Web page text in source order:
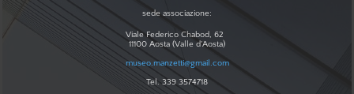
sede associazione:
Viale Federico Chabod, 62
11100 Aosta (Valle d'Aosta)
museo.manzetti@gmail.com
Tel. 339 3574718